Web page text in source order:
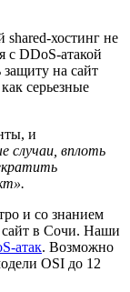
хостинг не
с DDoS-атакой
на сайт
серьезные
и
случаи, вплоть
и со знанием
сайт в Сочи. Наши
атак. Возможно
OSI до 12